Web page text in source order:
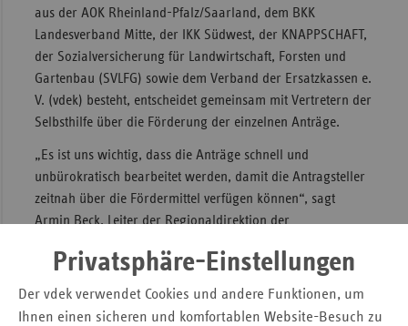
Privatsphäre-Einstellungen
Der vdek verwendet Cookies und andere Funktionen, um
Ihnen einen sicheren und komfortablen Website-Besuch zu
aus der AOK Rheinland-Pfalz/Saarland, dem BKK
Landesverband Mitte, der IKK Südwest, der KNAPPSCHAFT,
der Sozialversicherung für Landwirtschaft, Forsten und
Gartenbau (SVLFG) sowie dem Verband der Ersatzkassen e.
V. (vdek) besteht, entscheidet gemeinsam mit Vertretern der
Selbsthilfe über die Förderung der einzelnen Anträge.
„Es ist uns wichtig, dass die Anträge schnell und
unbürokratisch bearbeitet werden, damit die Antragsteller
zeitnah über die Fördermittel verfügen können“, sagt
Armin Beck, Leiter der Regionaldirektion der
sich hilfesuchend an Selbsthilfegruppen wenden, sind diese
Angebote gerade in der uns alle beeinflussenden Situation
der Corona-Pandemie ein wichtiger Teil ihres Alltags und